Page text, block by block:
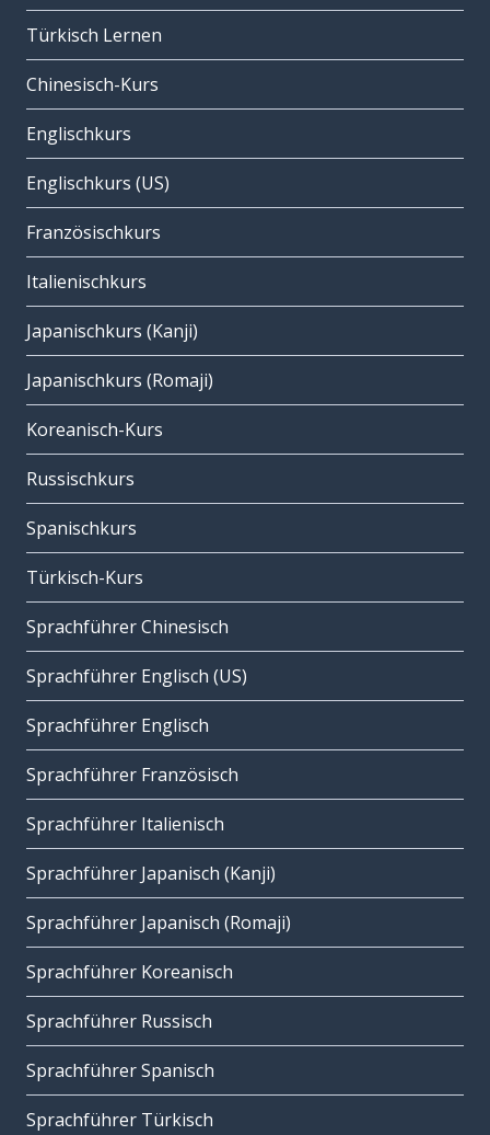
Türkisch Lernen
Chinesisch-Kurs
Englischkurs
Englischkurs (US)
Französischkurs
Italienischkurs
Japanischkurs (Kanji)
Japanischkurs (Romaji)
Koreanisch-Kurs
Russischkurs
Spanischkurs
Türkisch-Kurs
Sprachführer Chinesisch
Sprachführer Englisch (US)
Sprachführer Englisch
Sprachführer Französisch
Sprachführer Italienisch
Sprachführer Japanisch (Kanji)
Sprachführer Japanisch (Romaji)
Sprachführer Koreanisch
Sprachführer Russisch
Sprachführer Spanisch
Sprachführer Türkisch